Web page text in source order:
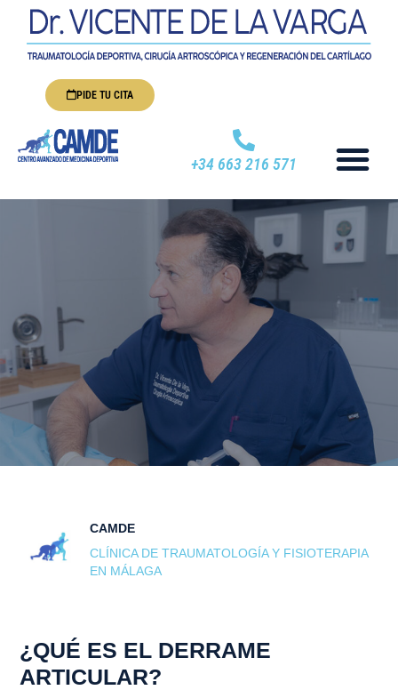
PIDE TU CITA
+34 663 216 571
CAMDE
CLÍNICA DE TRAUMATOLOGÍA Y FISIOTERAPIA
EN MÁLAGA
¿QUÉ ES EL DERRAME
ARTICULAR?